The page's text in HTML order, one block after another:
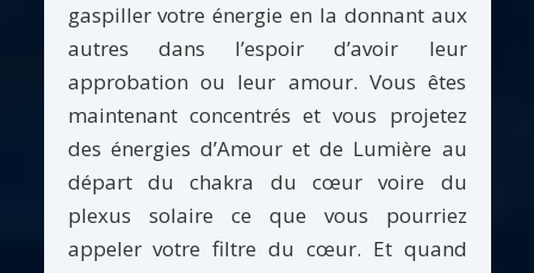
gaspiller votre énergie en la donnant aux
autres dans l’espoir d’avoir leur
approbation ou leur amour. Vous êtes
maintenant concentrés et vous projetez
des énergies d’Amour et de Lumière au
départ du chakra du cœur voire du
plexus solaire ce que vous pourriez
appeler votre filtre du cœur. Et quand